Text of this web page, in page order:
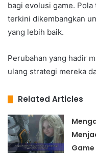
bagi evolusi game.
terkini dikembangkan
yang lebih baik.
Perubahan yang hadir
ulang strategi mereka
Related Articles